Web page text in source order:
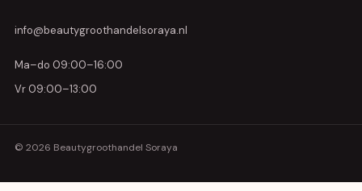
info@beautygroothandelsoraya.nl
Ma–do 09:00–16:00
Vr 09:00–13:00
© 2026 Beautygroothandel Soraya